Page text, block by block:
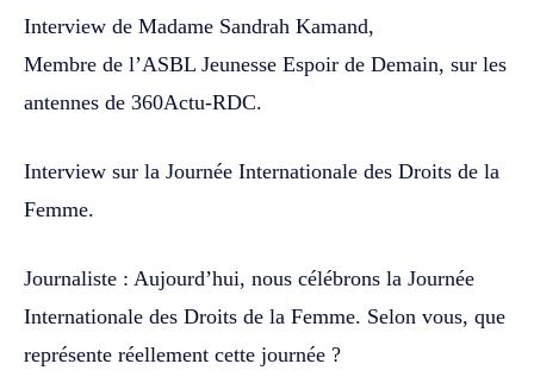
Interview de Madame Sandrah Kamand,
Membre de l’ASBL Jeunesse Espoir de Demain, sur les
antennes de 360Actu-RDC.
Interview sur la Journée Internationale des Droits de la
Femme.
Journaliste : Aujourd’hui, nous célébrons la Journée
Internationale des Droits de la Femme. Selon vous, que
représente réellement cette journée ?